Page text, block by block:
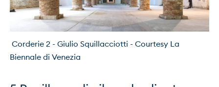
Biennale di Venezia